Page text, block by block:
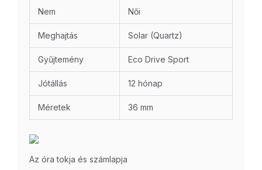
Nem Női
Meghajtás Solar (Quartz)
Gyűjtemény Eco Drive Sport
Jótállás 12 hónap
Méretek 36 mm
Az óra tokja és számlapja